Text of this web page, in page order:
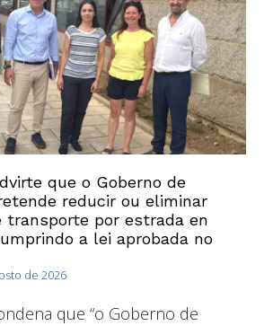
que o Goberno de
reducir ou eliminar
transporte por estrada en
a lei aprobada no
de 2026
que “o Goberno de